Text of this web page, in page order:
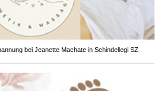
bei Jeanette Machate in Schindellegi SZ